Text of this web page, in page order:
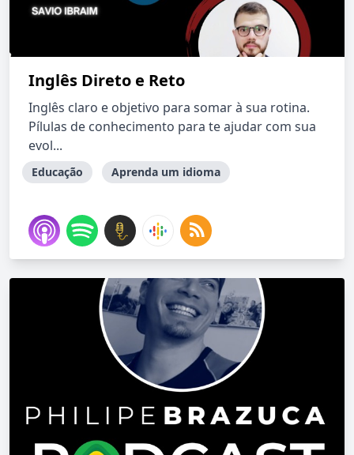
Inglês Direto e Reto
Inglês claro e objetivo para somar à sua rotina.
Pílulas de conhecimento para te ajudar com sua
evol...
Educação Aprenda um idioma